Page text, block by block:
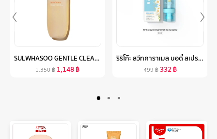
SULWHASOO GENTLE CLEANSING FOAM 200ML. โซลวาซู โฟมล้างหน้าเกาหลี ล้างเครื่องสำอาง ขจัดสิ่งสกปรกและสิ่งตกค้างออกจากรูขุมขนอย่างอ่อนโยน
1,350฿ 1,148฿
ริริโก๊ะ สวีทคาราเมล บอดี้ สเปรย์ RIRIKO SWEET CARAMEL BODY SPRAY
499฿ 332฿